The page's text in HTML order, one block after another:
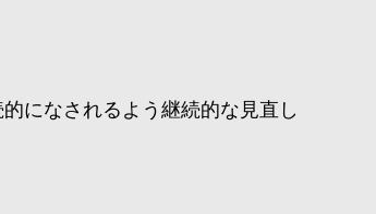
になされるよう継続的な見直し